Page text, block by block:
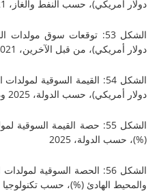
حسب النفط والغاز، 2021-2034
الشكل 53: توقعات سوق مولدات
من قبل الآخرين، 2021-2034
الشكل 54: القيمة السوقية لمولدات
حسب الدولة، 2025 و2034
الشكل 55: حصة القيمة السوقية لمولدات
2025
الشكل 56: الحصة السوقية لمولدات
(%)، حسب تكنولوجيا الإنتاج، 2025 و2034